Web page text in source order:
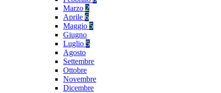
Marzo 2
Aprile 6
Maggio 5
Giugno
Luglio 5
Agosto
Settembre
Ottobre
Novembre
Dicembre